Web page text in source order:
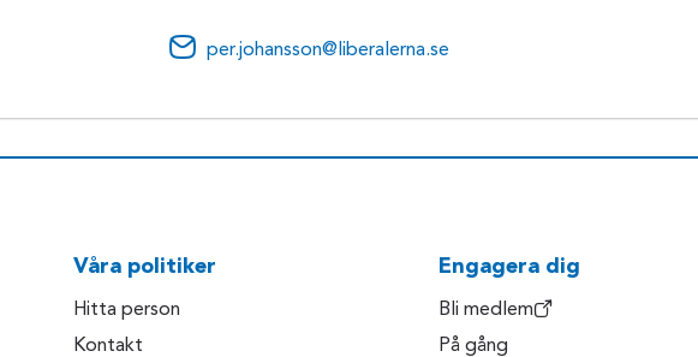
per.johansson@liberalerna.se
Våra politiker
Hitta person
Kontakt
Engagera dig
Bli medlem
På gång